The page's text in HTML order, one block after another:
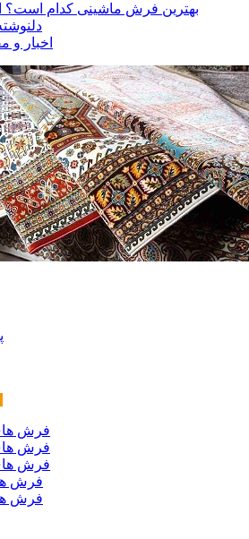
بهترین فرش ماشینی کدام است؟
اخبار و
فرش های 1500
فرش های 1200
فرش های 1000
فرش های
فرش های